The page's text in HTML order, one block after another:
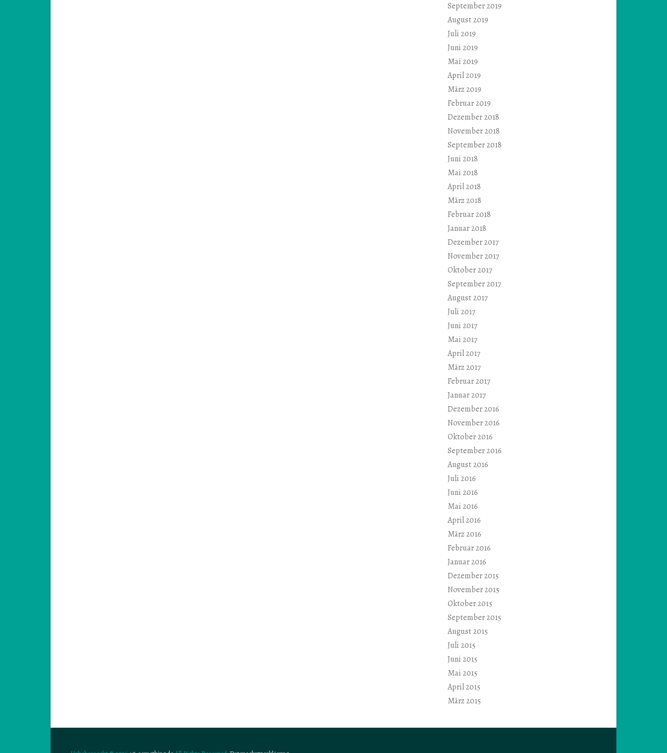
September 2019
August 2019
Juli 2019
Juni 2019
Mai 2019
April 2019
März 2019
Februar 2019
Dezember 2018
November 2018
September 2018
Juni 2018
Mai 2018
April 2018
März 2018
Februar 2018
Januar 2018
Dezember 2017
November 2017
Oktober 2017
September 2017
August 2017
Juli 2017
Juni 2017
Mai 2017
April 2017
März 2017
Februar 2017
Januar 2017
Dezember 2016
November 2016
Oktober 2016
September 2016
August 2016
Juli 2016
Juni 2016
Mai 2016
April 2016
März 2016
Februar 2016
Januar 2016
Dezember 2015
November 2015
Oktober 2015
September 2015
August 2015
Juli 2015
Juni 2015
Mai 2015
April 2015
März 2015